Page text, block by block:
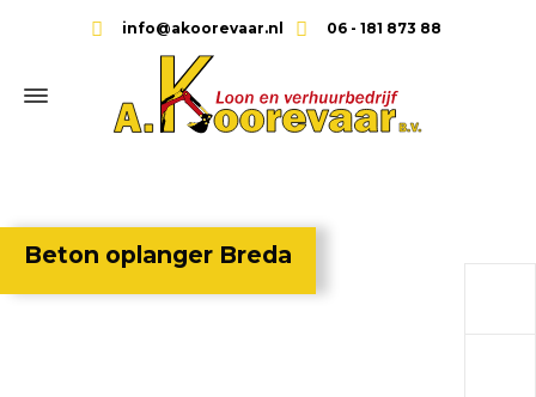
info@akoorevaar.nl 06 - 181 873 88
Beton oplanger Breda